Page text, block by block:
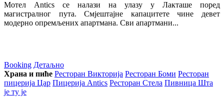
Мотел Antics се налази на улазу у Лакташе поред
магистралног пута. Смјештајне капацитете чине девет
модерно опремљених апартмана. Сви апартмани...
Booking Детаљно
Храна и пиће Ресторан Викторија Ресторан Боми Ресторан
пицерија Цар Пицерија Аntics Ресторан Стела Пивница Шта
је ту је